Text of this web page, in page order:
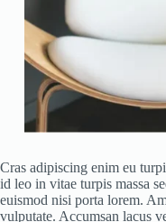
Cras adipiscing enim eu
id leo in vitae turpis massa
euismod nisi porta lorem.
vulputate. Accumsan lacus